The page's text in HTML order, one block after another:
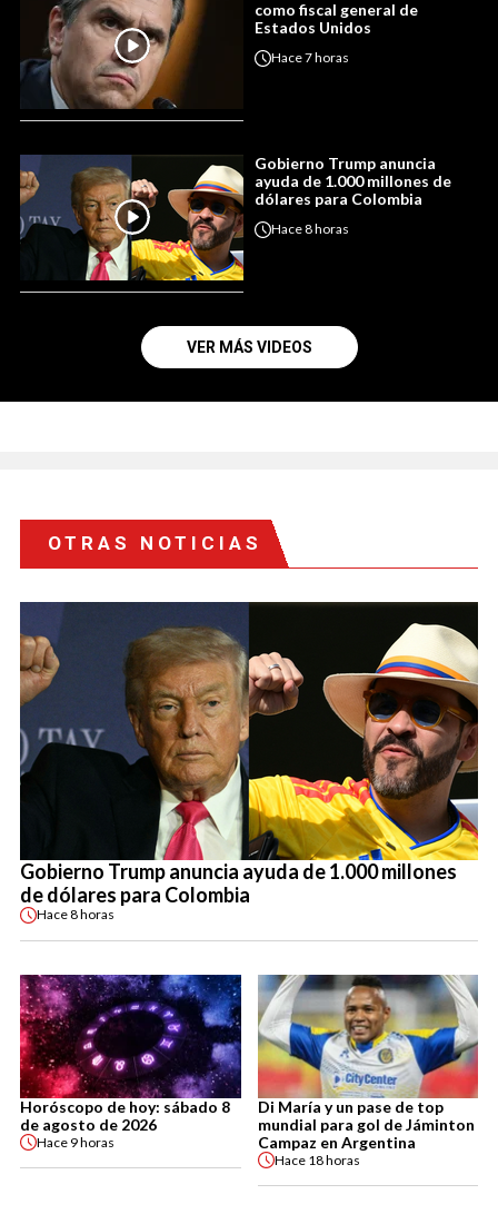
como fiscal general de
Estados Unidos
Hace7 horas
Gobierno Trump anuncia
ayuda de 1.000 millones de
dólares para Colombia
Hace8 horas
VER MÁS VIDEOS
OTRAS NOTICIAS
Gobierno Trump anuncia ayuda de 1.000 millones
de dólares para Colombia
Hace8 horas
Horóscopo de hoy: sábado 8
de agosto de 2026
Hace 9 horas
Di María y un pase de top
mundial para gol de Jáminton
Campaz en Argentina
Hace 18 horas